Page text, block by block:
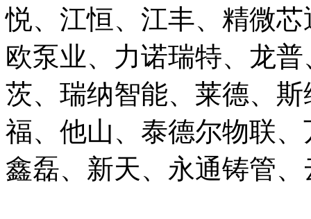
悦、江恒、江丰、精微
欧泵业、力诺瑞特、龙
茨、瑞纳智能、莱德、
福、他山、泰德尔物联
鑫磊、新天、永通铸管